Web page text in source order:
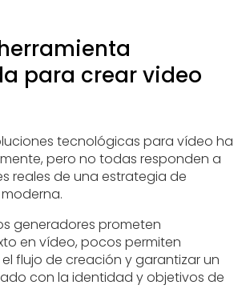
para crear video
tecnológicas para vídeo ha
pero no todas responden a
reales de una estrategia de
generadores prometen
en vídeo, pocos permiten
flujo de creación y garantizar un
con la identidad y objetivos de